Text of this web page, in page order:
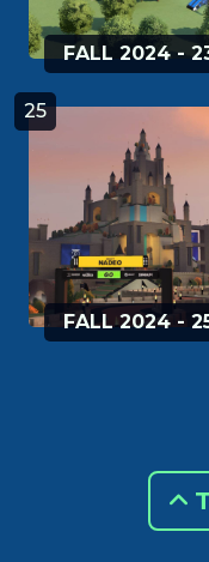
FALL 2024 -
25
FALL 2024 -